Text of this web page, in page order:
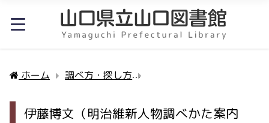
ホーム 調べ方・探し方
伊藤博文（明治維新人物調べかた案内